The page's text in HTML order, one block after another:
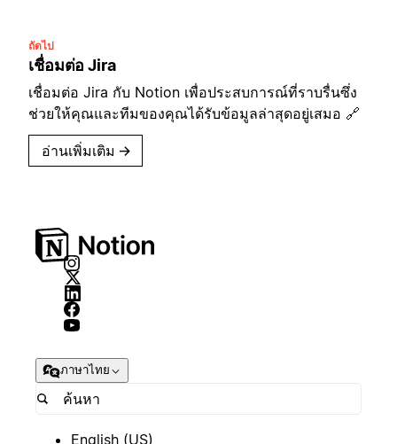
ถัดไป
เชื่อมต่อ Jira
เชื่อมต่อ Jira กับ Notion เพื่อประสบการณ์ที่ราบรื่นซึ่ง
ช่วยให้คุณและทีมของคุณได้รับข้อมูลล่าสุดอยู่เสมอ 🔗
อ่านเพิ่มเติม →
ภาษาไทย
English (US)